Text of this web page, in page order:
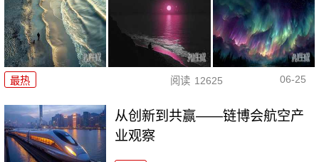
最热 阅读 12625 06-25
从创新到共赢——链博会航空产
业观察